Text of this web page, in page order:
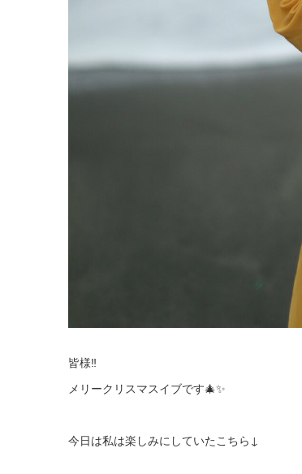
皆様‼︎
メリークリスマスイブです🎄✨
今日は私は楽しみにしていたこちら↓